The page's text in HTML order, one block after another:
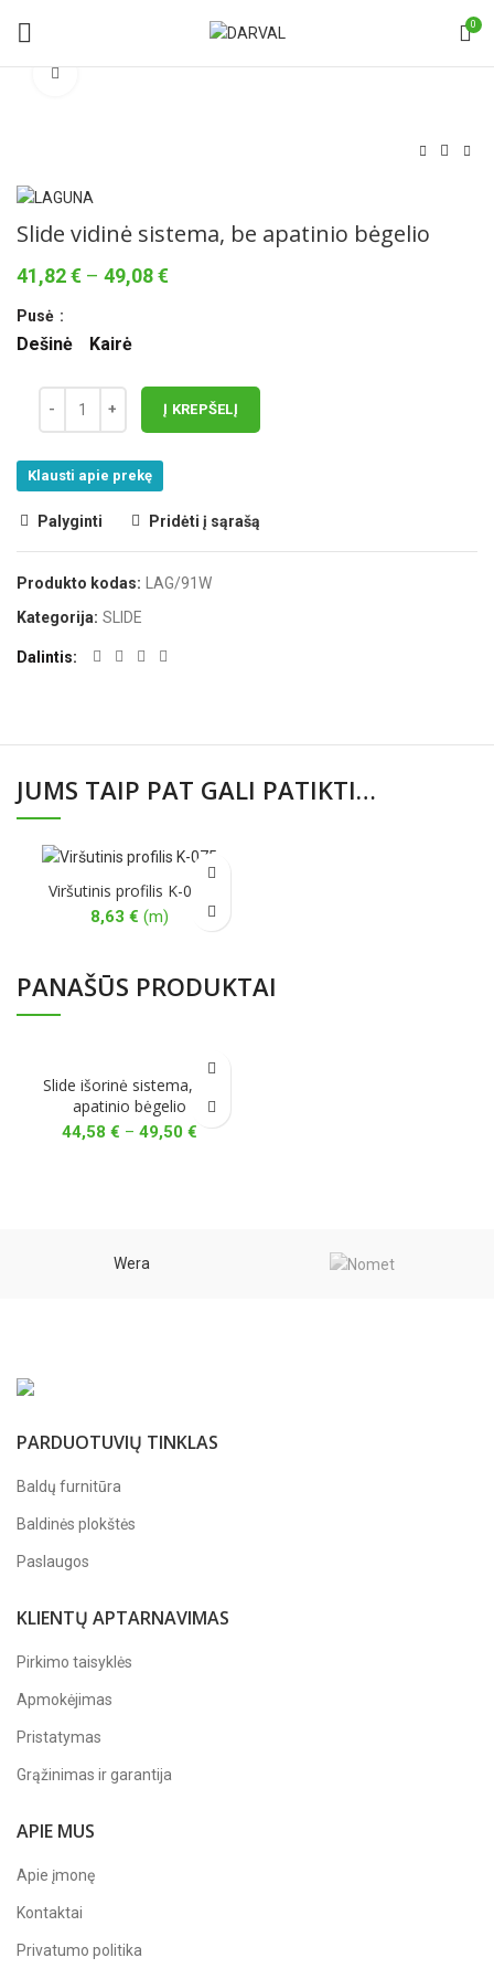
0
Slide vidinė sistema, be apatinio bėgelio
41,82€ – 49,08€Price
Pusė
Dešinė Kairė
Į KREPŠELĮ
Klausti apie prekę
Palyginti Pridėti į sąrašą
Produkto kodas: LAG/91W
Kategorija: SLIDE
Dalintis
JUMS TAIP PAT GALI PATIKTI…
Viršutinis profilis K-075
8,63 € (m)
PANAŠŪS PRODUKTAI
Slide išorinė sistema, be
apatinio bėgelio
44,58 € – 49,50 €Price
Wera
PARDUOTUVIŲ TINKLAS
Baldų furnitūra
Baldinės plokštės
Paslaugos
KLIENTŲ APTARNAVIMAS
Pirkimo taisyklės
Apmokėjimas
Pristatymas
Grąžinimas ir garantija
APIE MUS
Apie įmonę
Kontaktai
Privatumo politika